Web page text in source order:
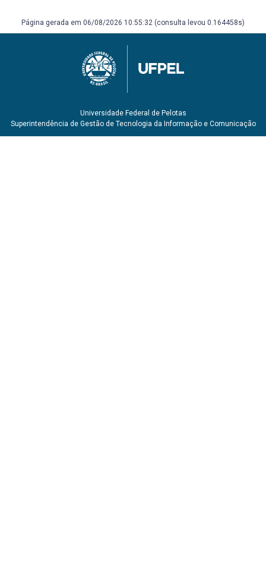
Página gerada em 06/08/2026 10:55:32 (consulta levou 0.164458s)
Universidade Federal de Pelotas
Superintendência de Gestão de Tecnologia da Informação e Comunicação